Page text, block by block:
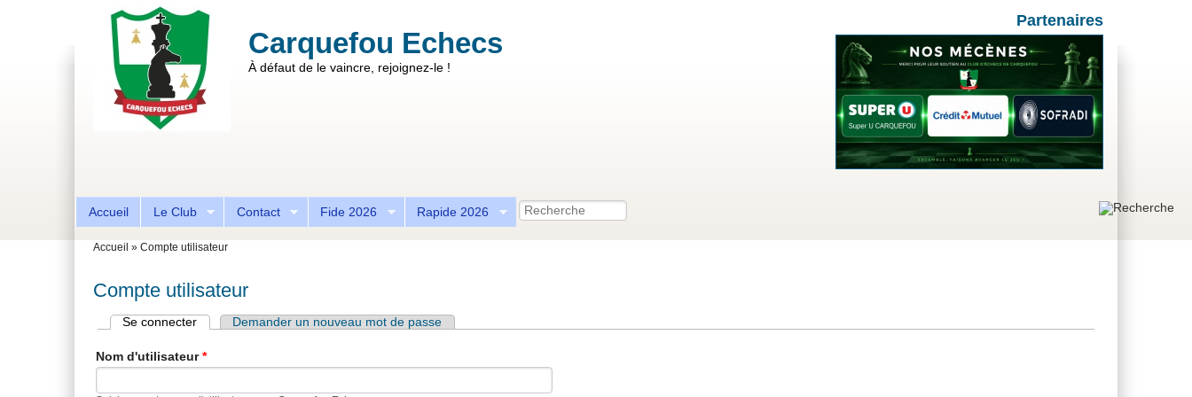
Aller au contenu principal
Partenaires
Carquefou Echecs
À défaut de le vaincre, rejoignez-le !
Accueil Le Club Contact Fide 2026 Rapide 2026
Formulaire de recherche Recherche
Vous êtes ici
Accueil » Compte utilisateur
Compte utilisateur
Onglets principaux
Se connecter (onglet actif)Demander un nouveau mot de passe
Nom d'utilisateur *